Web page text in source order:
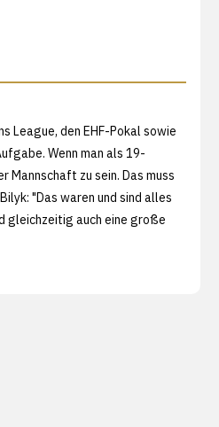
League, den EHF-Pokal sowie
Wenn man als 19-
Mannschaft zu sein. Das muss
"Das waren und sind alles
gleichzeitig auch eine große